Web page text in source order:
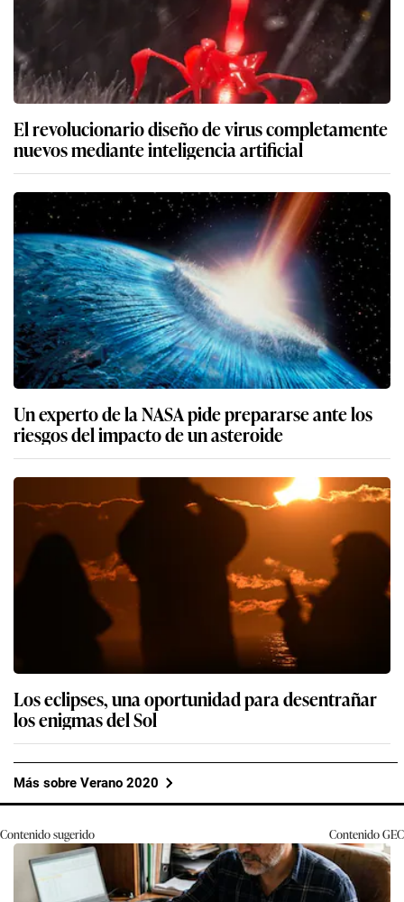
El revolucionario diseño de virus completamente
nuevos mediante inteligencia artificial
Un experto de la NASA pide prepararse ante los
riesgos del impacto de un asteroide
Los eclipses, una oportunidad para desentrañar
los enigmas del Sol
Más sobre Verano 2020
Contenido sugerido ContenidoGEC